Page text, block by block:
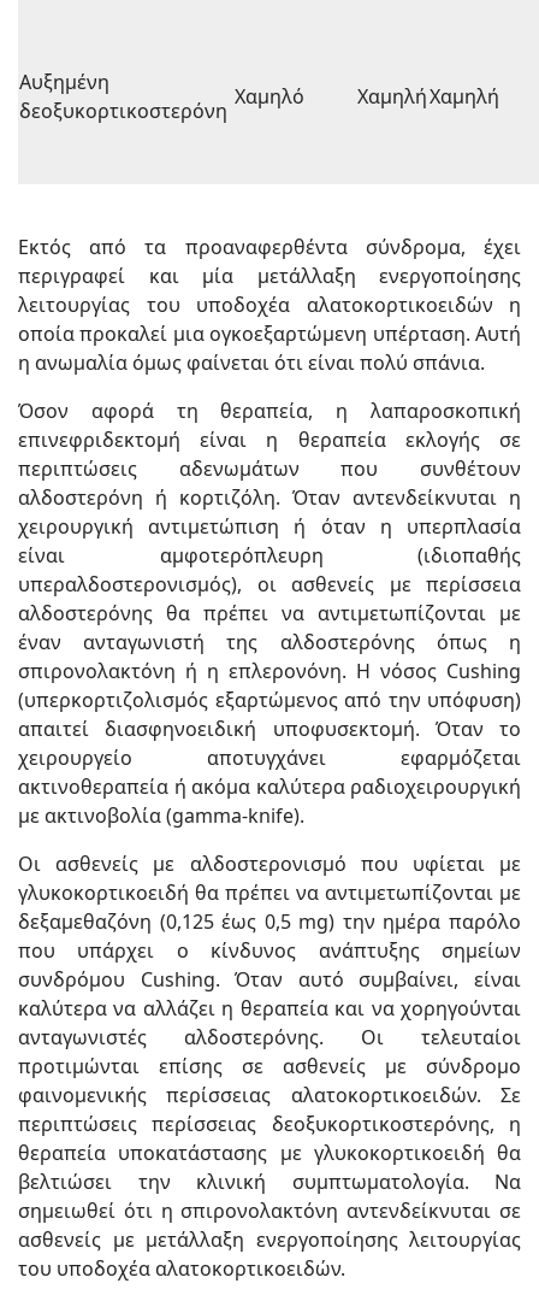
Αυξημένη
δεοξυκορτικοστερόνη
Χαμηλό ΧαμηλήΧαμηλή
Εκτός από τα προαναφερθέντα σύνδρομα, έχει
περιγραφεί και μία μετάλλαξη ενεργοποίησης
λειτουργίας του υποδοχέα αλατοκορτικοειδών η
οποία προκαλεί μια ογκοεξαρτώμενη υπέρταση. Αυτή
η ανωμαλία όμως φαίνεται ότι είναι πολύ σπάνια.
Όσον αφορά τη θεραπεία, η λαπαροσκοπική
επινεφριδεκτομή είναι η θεραπεία εκλογής σε
περιπτώσεις αδενωμάτων που συνθέτουν
αλδοστερόνη ή κορτιζόλη. Όταν αντενδείκνυται η
χειρουργική αντιμετώπιση ή όταν η υπερπλασία
είναι αμφοτερόπλευρη (ιδιοπαθής
υπεραλδοστερονισμός), οι ασθενείς με περίσσεια
αλδοστερόνης θα πρέπει να αντιμετωπίζονται με
έναν ανταγωνιστή της αλδοστερόνης όπως η
σπιρονολακτόνη ή η επλερονόνη. Η νόσος Cushing
(υπερκορτιζολισμός εξαρτώμενος από την υπόφυση)
απαιτεί διασφηνοειδική υποφυσεκτομή. Όταν το
χειρουργείο αποτυγχάνει εφαρμόζεται
ακτινοθεραπεία ή ακόμα καλύτερα ραδιοχειρουργική
με ακτινοβολία (gamma-knife).
Οι ασθενείς με αλδοστερονισμό που υφίεται με
γλυκοκορτικοειδή θα πρέπει να αντιμετωπίζονται με
δεξαμεθαζόνη (0,125 έως 0,5 mg) την ημέρα παρόλο
που υπάρχει ο κίνδυνος ανάπτυξης σημείων
συνδρόμου Cushing. Όταν αυτό συμβαίνει, είναι
καλύτερα να αλλάζει η θεραπεία και να χορηγούνται
ανταγωνιστές αλδοστερόνης. Οι τελευταίοι
προτιμώνται επίσης σε ασθενείς με σύνδρομο
φαινομενικής περίσσειας αλατοκορτικοειδών. Σε
περιπτώσεις περίσσειας δεοξυκορτικοστερόνης, η
θεραπεία υποκατάστασης με γλυκοκορτικοειδή θα
βελτιώσει την κλινική συμπτωματολογία. Να
σημειωθεί ότι η σπιρονολακτόνη αντενδείκνυται σε
ασθενείς με μετάλλαξη ενεργοποίησης λειτουργίας
του υποδοχέα αλατοκορτικοειδών.